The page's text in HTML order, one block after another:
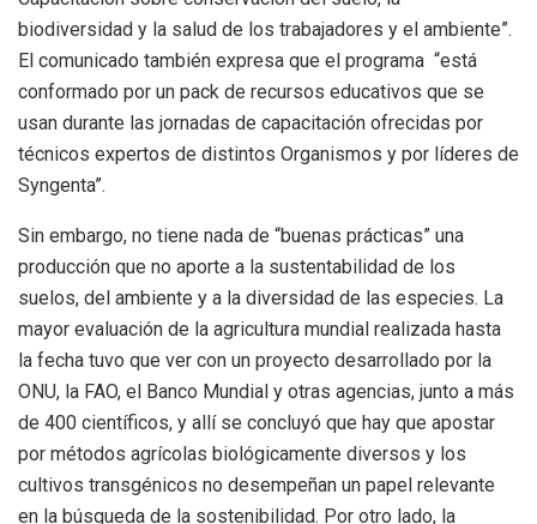
biodiversidad y la salud de los trabajadores y el ambiente”.
El comunicado también expresa que el programa “está
conformado por un pack de recursos educativos que se
usan durante las jornadas de capacitación ofrecidas por
técnicos expertos de distintos Organismos y por líderes de
Syngenta”.
Sin embargo, no tiene nada de “buenas prácticas” una
producción que no aporte a la sustentabilidad de los
suelos, del ambiente y a la diversidad de las especies. La
mayor evaluación de la agricultura mundial realizada hasta
la fecha tuvo que ver con un proyecto desarrollado por la
ONU, la FAO, el Banco Mundial y otras agencias, junto a más
de 400 científicos, y allí se concluyó que hay que apostar
por métodos agrícolas biológicamente diversos y los
cultivos transgénicos no desempeñan un papel relevante
en la búsqueda de la sostenibilidad. Por otro lado, la